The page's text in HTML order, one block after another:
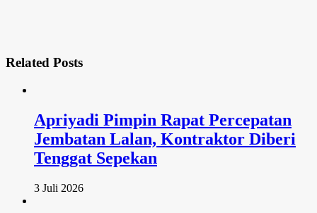
Related Posts
Apriyadi Pimpin Rapat Percepatan
Jembatan Lalan, Kontraktor Diberi
Tenggat Sepekan
3 Juli 2026